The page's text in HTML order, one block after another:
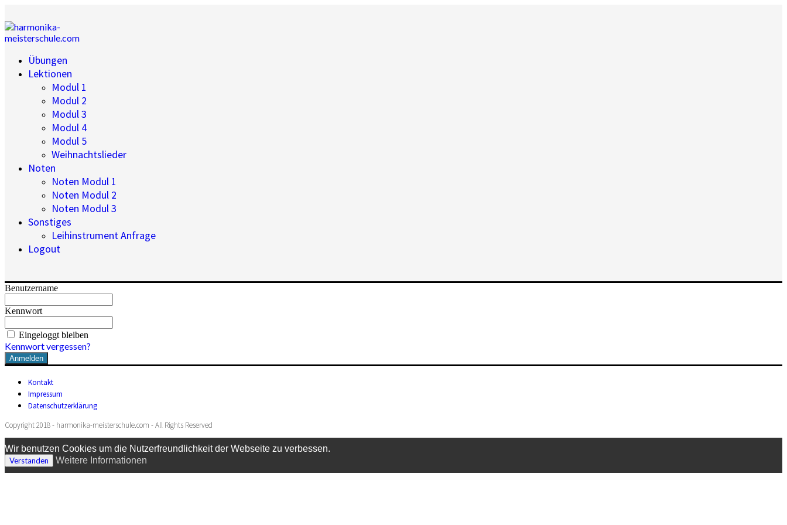
Übungen
Lektionen
Modul 1
Modul 2
Modul 3
Modul 4
Modul 5
Weihnachtslieder
Noten
Noten Modul 1
Noten Modul 2
Noten Modul 3
Sonstiges
Leihinstrument Anfrage
Logout
Benutzername
Kennwort
Eingeloggt bleiben
Kennwort vergessen?
Kontakt
Impressum
Datenschutzerklärung
Copyright 2018 - harmonika-meisterschule.com - All Rights Reserved
Wir benutzen Cookies um die Nutzerfreundlichkeit der Webseite zu verbessen.
Verstanden Weitere Informationen